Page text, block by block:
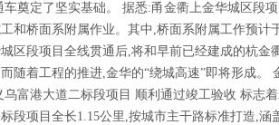
车奠定了坚实基础。 据悉:甬金衢上金华城区段
和桥面系附属作业。其中,桥面系附属工作预
区段项目全线贯通后,将和早前已经建成的杭
随着工程的推进,金华的“绕城高速”即将形成。
港大道二标段项目 顺利通过竣工验收 标志着
段项目全长1.15公里,按城市主干路标准打造,